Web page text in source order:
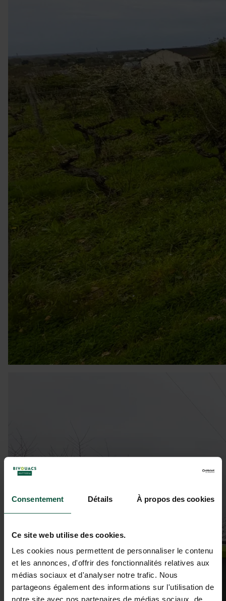
Consentement Détails À propos des cookies
Ce site web utilise des cookies.
Les cookies nous permettent de personnaliser le contenu
et les annonces, d'offrir des fonctionnalités relatives aux
médias sociaux et d'analyser notre trafic. Nous
partageons également des informations sur l'utilisation de